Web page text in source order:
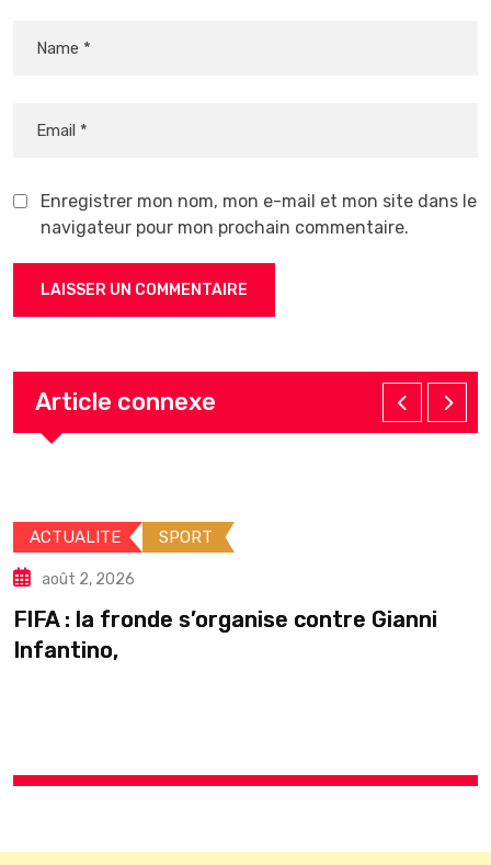
Enregistrer mon nom, mon e-mail et mon site dans le
navigateur pour mon prochain commentaire.
Article connexe
contre Gianni
Guinée : Mamadi